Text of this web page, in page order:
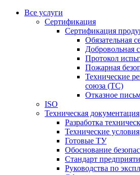
Все услуги
Сертификация
Сертификация
Обязательная
Добровольная
Протокол
Пожарная
Технические
союза (ТС)
Отказное
ISO
Техническая документация
Разработка
Технические условия
Готовые ТУ
Обоснование
Стандарт
Руководства по